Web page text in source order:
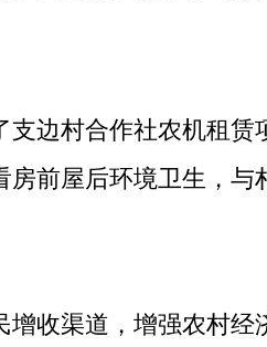
边村合作社农机租赁
前屋后环境卫生，与
收渠道，增强农村经